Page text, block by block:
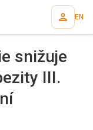
EN
snižuje
III.